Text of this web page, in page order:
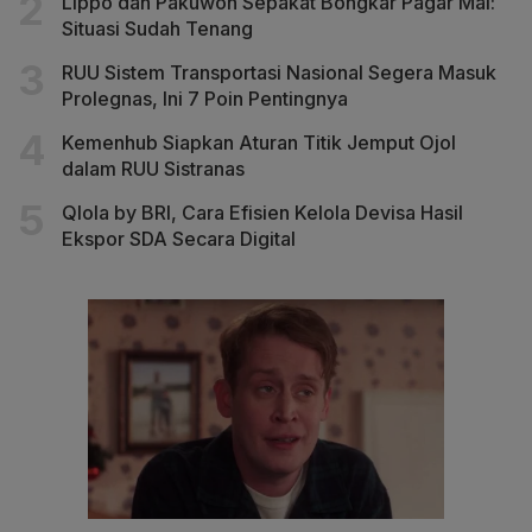
Situasi Sudah Tenang
RUU Sistem Transportasi Nasional Segera Masuk
Prolegnas, Ini 7 Poin Pentingnya
Kemenhub Siapkan Aturan Titik Jemput Ojol
dalam RUU Sistranas
Qlola by BRI, Cara Efisien Kelola Devisa Hasil
Ekspor SDA Secara Digital